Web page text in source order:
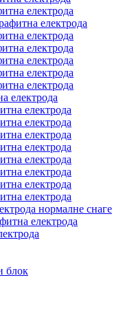
електрода
електрода
електрода
електрода
електрода
електрода
електрода
електрода
електрода
електрода
електрода
електрода
електрода
електрода
електрода
електрода
нормалне снаге
електрода
блок